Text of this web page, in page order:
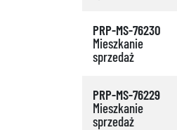
PRP-MS-76230
Mieszkanie
sprzedaż
PRP-MS-76229
Mieszkanie
sprzedaż